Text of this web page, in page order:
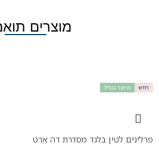
מוצרים
חדש מיוצר בגליל
פרלינים לטין בלנד מסדרת דה ארט